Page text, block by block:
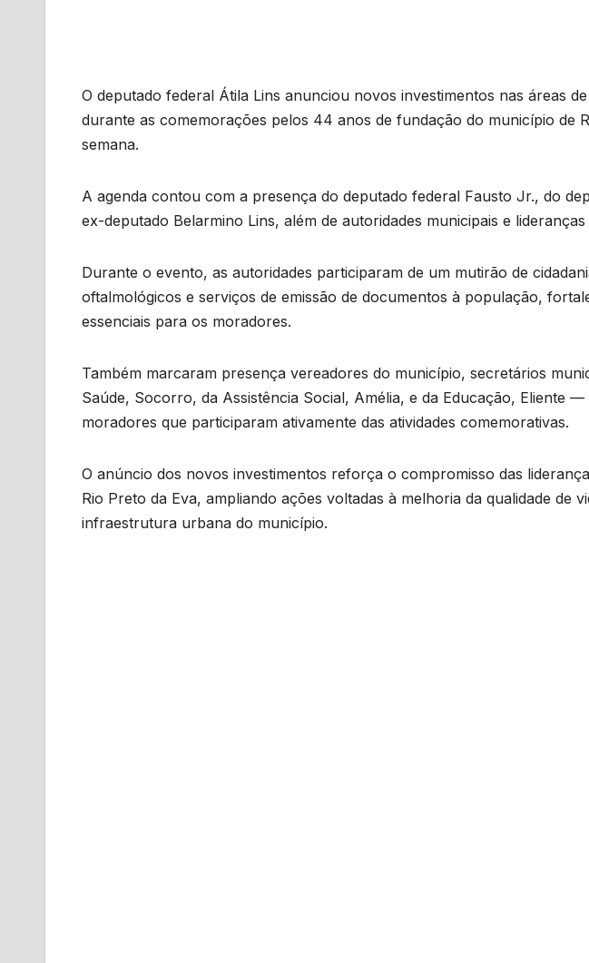
O deputado federal Átila Lins anunciou novos investimentos nas áreas
durante as comemorações pelos 44 anos de fundação do município de
semana.
A agenda contou com a presença do deputado federal Fausto Jr., do
ex-deputado Belarmino Lins, além de autoridades municipais e lideranças
Durante o evento, as autoridades participaram de um mutirão de
oftalmológicos e serviços de emissão de documentos à população,
essenciais para os moradores.
Também marcaram presença vereadores do município, secretários
Saúde, Socorro, da Assistência Social, Amélia, e da Educação, Eliente
moradores que participaram ativamente das atividades comemorativas.
O anúncio dos novos investimentos reforça o compromisso das
Rio Preto da Eva, ampliando ações voltadas à melhoria da qualidade de
infraestrutura urbana do município.